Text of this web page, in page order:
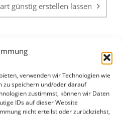
verwenden wir Technologien wie
zu speichern und/oder darauf
zustimmst, können wir Daten
IDs auf dieser Website
nicht erteilst oder zurückziehst,
günstig erstellen lassen